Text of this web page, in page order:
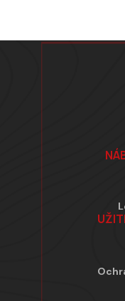
Zápatí